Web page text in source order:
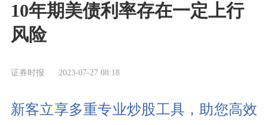
10年期美债利率存在一定上行
风险
证券时报 2023-07-27 08:18
新客立享多重专业炒股工具，助您高效